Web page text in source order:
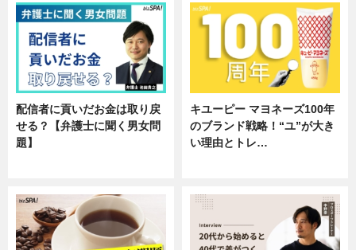
配信者に貢いだお金は取り戻
せる？【弁護士に聞く男女問
題】
キユーピー マヨネーズ100年
のブランド戦略！“ユ”が大き
い理由とトレ…